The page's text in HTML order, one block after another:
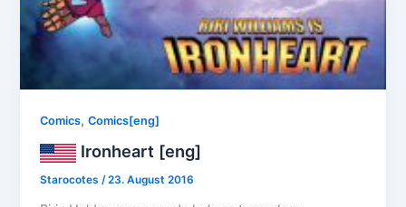
Comics,Comics[eng]
Ironheart [eng]
Starocotes /23. August 2016